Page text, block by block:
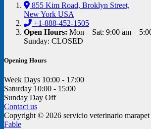
855 Kim Road, Broklyn Street,
New York USA
+1-888-452-1505
Open Hours: Mon – Sat: 9:00 am –
Sunday: CLOSED
Opening Hours
Week Days 10:00 - 17:00
Saturday 10:00 - 15:00
Sunday Day Off
Contact us
Copyright © 2026 servicio veterinario marapet
Fable